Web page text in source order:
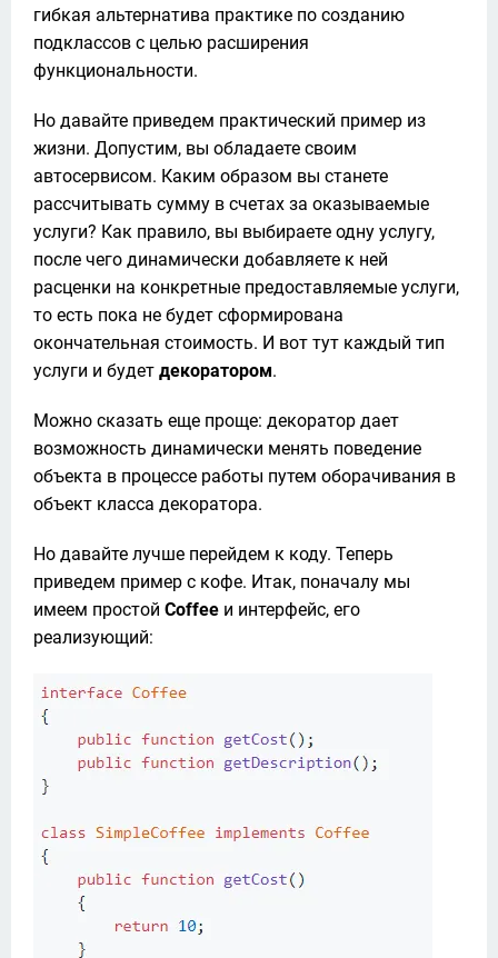
гибкая альтернатива практике по созданию
подклассов с целью расширения
функциональности.
Но давайте приведем практический пример из
жизни. Допустим, вы обладаете своим
автосервисом. Каким образом вы станете
рассчитывать сумму в счетах за оказываемые
услуги? Как правило, вы выбираете одну услугу,
после чего динамически добавляете к ней
расценки на конкретные предоставляемые услуги,
то есть пока не будет сформирована
окончательная стоимость. И вот тут каждый тип
услуги и будет декоратором.
Можно сказать еще проще: декоратор дает
возможность динамически менять поведение
объекта в процессе работы путем оборачивания в
объект класса декоратора.
Но давайте лучше перейдем к коду. Теперь
приведем пример с кофе. Итак, поначалу мы
имеем простой Coffee и интерфейс, его
реализующий: